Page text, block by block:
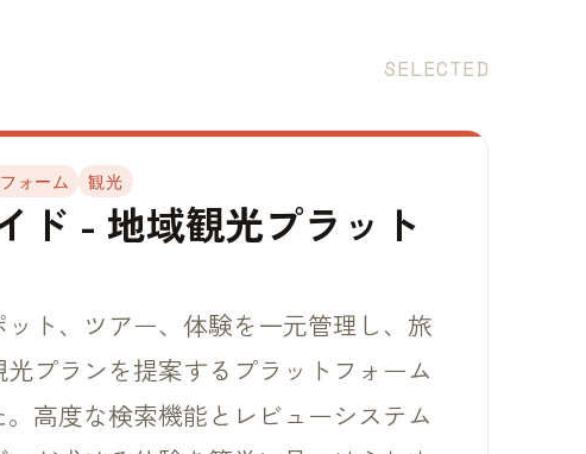
SELECTED
ォーム 観光
ド - 地域観光プラット
ト、ツアー、体験を一元管理し、旅
プランを提案するプラットフォーム
高度な検索機能とレビューシステム